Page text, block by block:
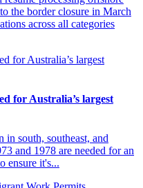
the border closure in March
across all categories
for Australia’s largest
south, southeast, and
and 1978 are needed for an
ensure it's...